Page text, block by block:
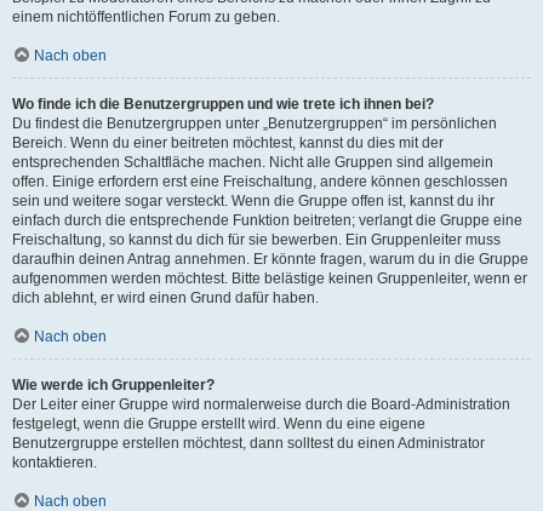
einem nichtöffentlichen Forum zu geben.
Nach oben
Wo finde ich die Benutzergruppen und wie trete ich ihnen bei?
Du findest die Benutzergruppen unter „Benutzergruppen“ im persönlichen
Bereich. Wenn du einer beitreten möchtest, kannst du dies mit der
entsprechenden Schaltfläche machen. Nicht alle Gruppen sind allgemein
offen. Einige erfordern erst eine Freischaltung, andere können geschlossen
sein und weitere sogar versteckt. Wenn die Gruppe offen ist, kannst du ihr
einfach durch die entsprechende Funktion beitreten; verlangt die Gruppe eine
Freischaltung, so kannst du dich für sie bewerben. Ein Gruppenleiter muss
daraufhin deinen Antrag annehmen. Er könnte fragen, warum du in die Gruppe
aufgenommen werden möchtest. Bitte belästige keinen Gruppenleiter, wenn er
dich ablehnt, er wird einen Grund dafür haben.
Nach oben
Wie werde ich Gruppenleiter?
Der Leiter einer Gruppe wird normalerweise durch die Board-Administration
festgelegt, wenn die Gruppe erstellt wird. Wenn du eine eigene
Benutzergruppe erstellen möchtest, dann solltest du einen Administrator
kontaktieren.
Nach oben